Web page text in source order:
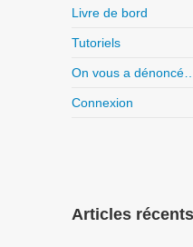
Livre de bord
Tutoriels
On vous a
Connexion
Articles récents